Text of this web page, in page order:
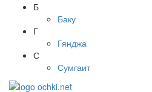
Б
Баку
Г
Гянджа
С
Сумгаит